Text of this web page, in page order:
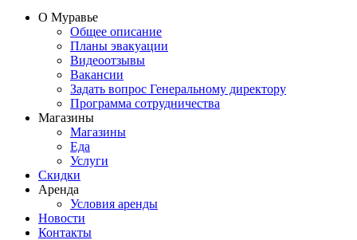
О Муравье
Общее описание
Планы эвакуации
Видеоотзывы
Вакансии
Задать вопрос Генеральному директору
Программа сотрудничества
Магазины
Магазины
Еда
Услуги
Скидки
Аренда
Условия аренды
Новости
Контакты